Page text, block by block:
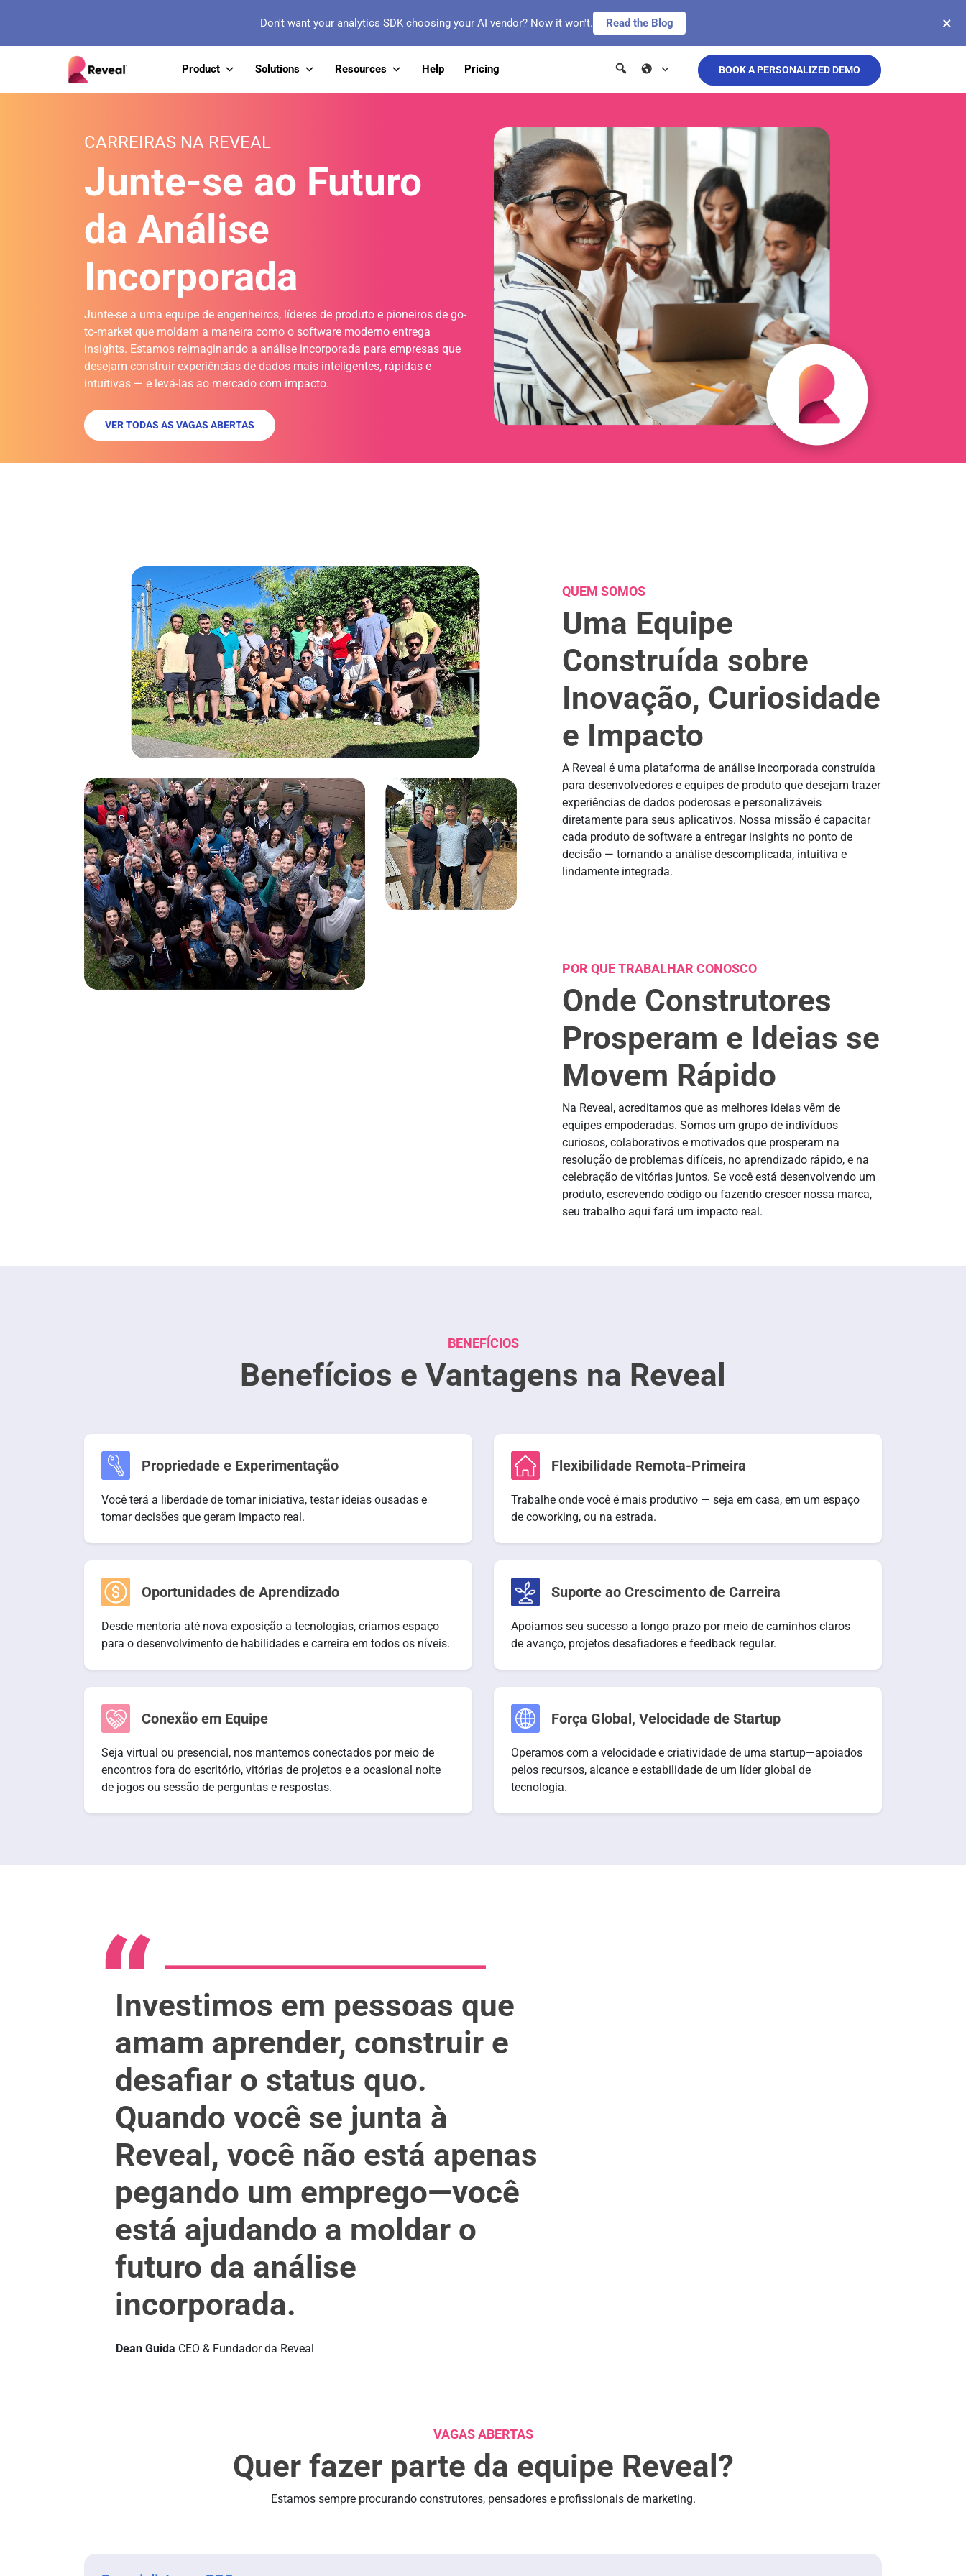
Don't want your analytics SDK choosing your AI vendor? Now it won't. Read the Blog ×
Product Solutions Resources Help Pricing BOOK A PERSONALIZED DEMO
CARREIRAS NA REVEAL
Junte-se ao Futuro
da Análise
Incorporada
Junte-se a uma equipe de engenheiros, líderes de produto e pioneiros de go-
to-market que moldam a maneira como o software moderno entrega
insights. Estamos reimaginando a análise incorporada para empresas que
desejam construir experiências de dados mais inteligentes, rápidas e
intuitivas — e levá-las ao mercado com impacto.
VER TODAS AS VAGAS ABERTAS
QUEM SOMOS
Uma Equipe
Construída sobre
Inovação, Curiosidade
e Impacto
A Reveal é uma plataforma de análise incorporada construída
para desenvolvedores e equipes de produto que desejam trazer
experiências de dados poderosas e personalizáveis
diretamente para seus aplicativos. Nossa missão é capacitar
cada produto de software a entregar insights no ponto de
decisão — tornando a análise descomplicada, intuitiva e
lindamente integrada.
POR QUE TRABALHAR CONOSCO
Onde Construtores
Prosperam e Ideias se
Movem Rápido
Na Reveal, acreditamos que as melhores ideias vêm de
equipes empoderadas. Somos um grupo de indivíduos
curiosos, colaborativos e motivados que prosperam na
resolução de problemas difíceis, no aprendizado rápido, e na
celebração de vitórias juntos. Se você está desenvolvendo um
produto, escrevendo código ou fazendo crescer nossa marca,
seu trabalho aqui fará um impacto real.
BENEFÍCIOS
Benefícios e Vantagens na Reveal
Propriedade e Experimentação
Você terá a liberdade de tomar iniciativa, testar ideias ousadas e
tomar decisões que geram impacto real.
Flexibilidade Remota-Primeira
Trabalhe onde você é mais produtivo — seja em casa, em um espaço
de coworking, ou na estrada.
Oportunidades de Aprendizado
Desde mentoria até nova exposição a tecnologias, criamos espaço
para o desenvolvimento de habilidades e carreira em todos os níveis.
Suporte ao Crescimento de Carreira
Apoiamos seu sucesso a longo prazo por meio de caminhos claros
de avanço, projetos desafiadores e feedback regular.
Conexão em Equipe
Seja virtual ou presencial, nos mantemos conectados por meio de
encontros fora do escritório, vitórias de projetos e a ocasional noite
de jogos ou sessão de perguntas e respostas.
Força Global, Velocidade de Startup
Operamos com a velocidade e criatividade de uma startup—apoiados
pelos recursos, alcance e estabilidade de um líder global de
tecnologia.
Investimos em pessoas que
amam aprender, construir e
desafiar o status quo.
Quando você se junta à
Reveal, você não está apenas
pegando um emprego—você
está ajudando a moldar o
futuro da análise
incorporada.
Dean Guida CEO & Fundador da Reveal
VAGAS ABERTAS
Quer fazer parte da equipe Reveal?
Estamos sempre procurando construtores, pensadores e profissionais de marketing.